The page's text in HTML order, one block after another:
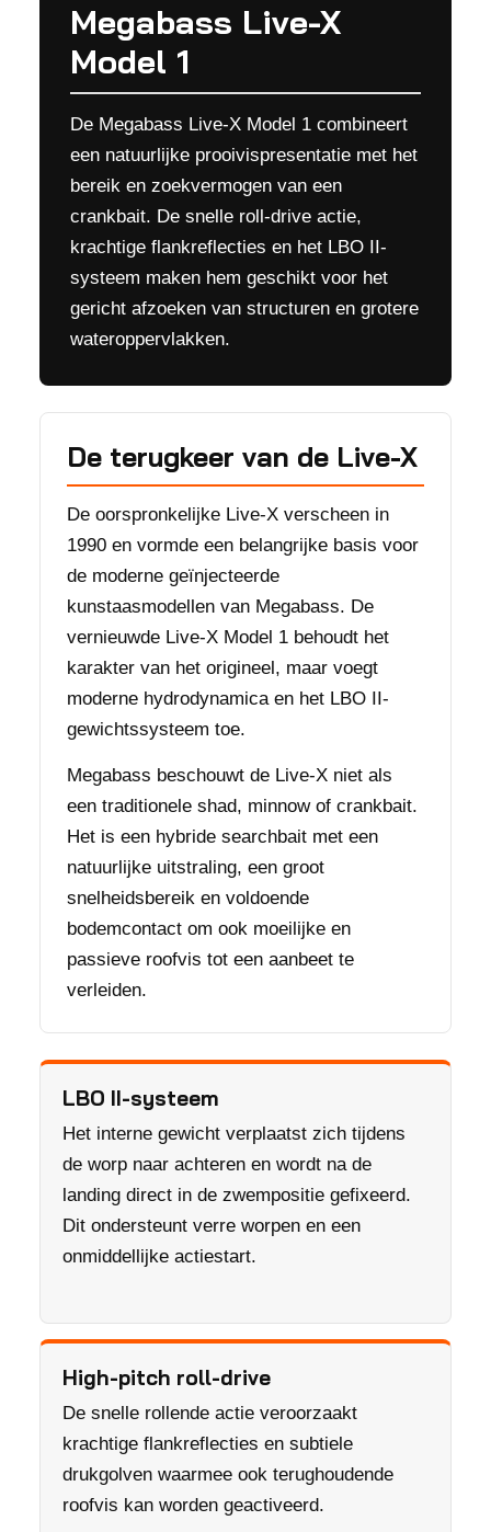
Megabass Live-X
Model 1
De Megabass Live-X Model 1 combineert
een natuurlijke prooivispresentatie met het
bereik en zoekvermogen van een
crankbait. De snelle roll-drive actie,
krachtige flankreflecties en het LBO II-
systeem maken hem geschikt voor het
gericht afzoeken van structuren en grotere
wateroppervlakken.
De terugkeer van de Live-X
De oorspronkelijke Live-X verscheen in
1990 en vormde een belangrijke basis voor
de moderne geïnjecteerde
kunstaasmodellen van Megabass. De
vernieuwde Live-X Model 1 behoudt het
karakter van het origineel, maar voegt
moderne hydrodynamica en het LBO II-
gewichtssysteem toe.
Megabass beschouwt de Live-X niet als
een traditionele shad, minnow of crankbait.
Het is een hybride searchbait met een
natuurlijke uitstraling, een groot
snelheidsbereik en voldoende
bodemcontact om ook moeilijke en
passieve roofvis tot een aanbeet te
verleiden.
LBO II-systeem
Het interne gewicht verplaatst zich tijdens
de worp naar achteren en wordt na de
landing direct in de zwempositie gefixeerd.
Dit ondersteunt verre worpen en een
onmiddellijke actiestart.
High-pitch roll-drive
De snelle rollende actie veroorzaakt
krachtige flankreflecties en subtiele
drukgolven waarmee ook terughoudende
roofvis kan worden geactiveerd.